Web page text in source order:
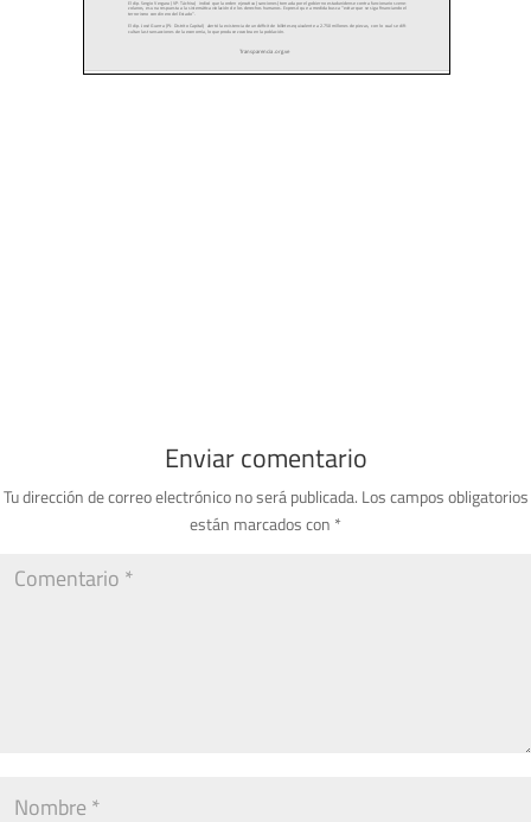
Enviar comentario
Tu dirección de correo electrónico no será publicada. Los campos obligatorios
están marcados con *